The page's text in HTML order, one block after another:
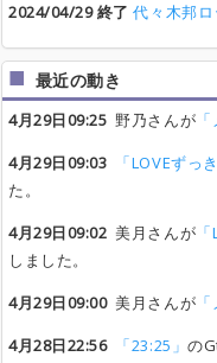
2024/04/29 終了 代々木邦
最近の動き
4月29日09:25 野乃さんが
4月29日09:03
「LOVEずっ
た。
4月29日09:02 美月さんが
しました。
4月29日09:00美月さんが
4月28日22:56
「23:25」の